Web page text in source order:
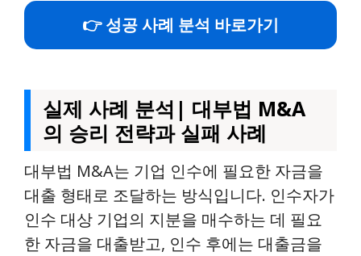
👉 성공 사례 분석 바로가기
실제 사례 분석| 대부법 M&A
의 승리 전략과 실패 사례
대부법 M&A는 기업 인수에 필요한 자금을
대출 형태로 조달하는 방식입니다. 인수자가
인수 대상 기업의 지분을 매수하는 데 필요
한 자금을 대출받고, 인수 후에는 대출금을